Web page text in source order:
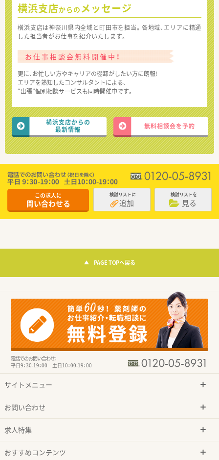
横浜支店からの メッセージ
横浜支店は神奈川県内全域と町田市を担当。各地域、エリアに精通
した担当者がお仕事を紹介いたします。
お仕事相談会無料開催中！
更に、お忙しい方やキャリアの棚卸がしたい方に朗報!
エリアを熟知したコンサルタントによる、
“出張”個別相談サービスも同時開催中です。
横浜支店からの
最新情報
無料相談会を予約
この求人に
問い合わせる
検討リストに
追加
検討リストを
見る
PAGE TOPへ戻る
電話でのお問い合わせ：
平日9：30-19：00 土日10：00-19：00
サイトメニュー
お問い合わせ
求人特集
おすすめコンテンツ